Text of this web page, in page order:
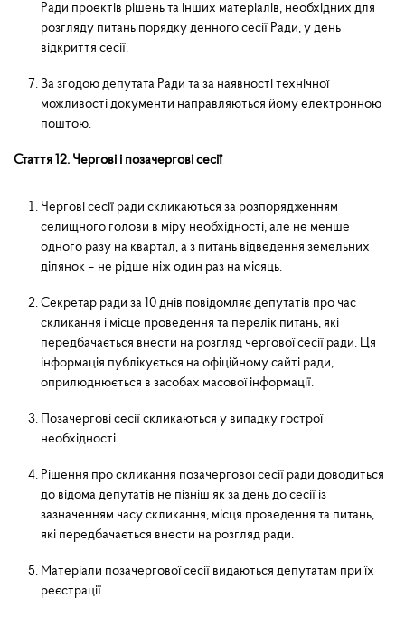
Ради проектів рішень та інших ма­теріалів, необхідних для
розгляду питань порядку денного сесії Ради, у день
відкриття сесії.
За згодою депутата Ради та за наявності технічної
можливості документи направляються йому елек­тронною
поштою.
Стаття 12. Чергові і позачергові сесії
Чергові сесії ради скликаються за розпорядженням
селищного голови в міру необхідності, але не менше
одного разу на квартал, а з питань відведення земельних
ділянок – не рідше ніж один раз на місяць.
Секретар ради за 10 днів повідомляє депутатів про час
скликання і місце проведення та перелік питань, які
передбачається внести на розгляд чергової сесії ради. Ця
інформація публікується на офіційному сайті ради,
оприлюднюється в засобах масової інформації.
Позачергові сесії скликаються у випадку гострої
необхідності.
Рішення про скликання позачергової сесії ради доводиться
до відома депутатів не пізніш як за день до сесії із
зазначенням часу скликання, місця проведення та питань,
які передбачається внести на розгляд ради.
Матеріали позачергової сесії видаються депутатам при їх
реєстрації .